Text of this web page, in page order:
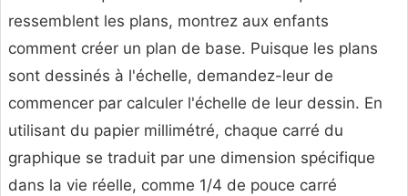
ressemblent les plans, montrez aux enfants
comment créer un plan de base. Puisque les plans
sont dessinés à l'échelle, demandez-leur de
commencer par calculer l'échelle de leur dessin. En
utilisant du papier millimétré, chaque carré du
graphique se traduit par une dimension spécifique
dans la vie réelle, comme 1/4 de pouce carré